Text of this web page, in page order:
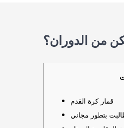
من الدوران؟
قمار كرة القدم
بتطور مجاني